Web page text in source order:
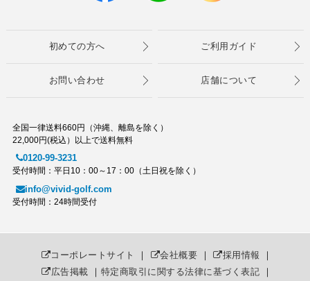
初めての方へ ご利用ガイド
お問い合わせ 店舗について
全国一律送料660円（沖縄、離島を除く）
22,000円(税込）以上で送料無料
0120-99-3231
受付時間：平日10：00～17：00（土日祝を除く）
info@vivid-golf.com
受付時間：24時間受付
コーポレートサイト ｜ 会社概要 ｜ 採用情報 ｜
広告掲載 ｜ 特定商取引に関する法律に基づく表記 ｜